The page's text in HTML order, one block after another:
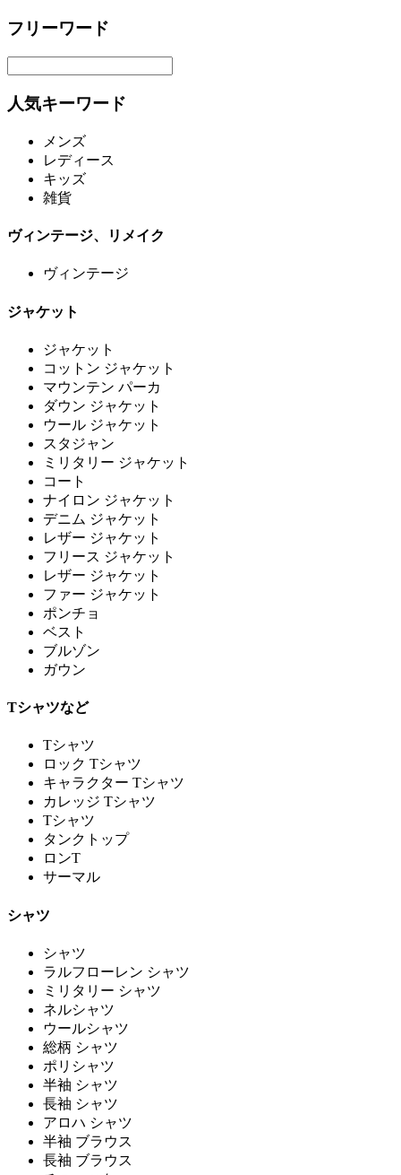
フリーワード
人気キーワード
メンズ
レディース
キッズ
雑貨
ヴィンテージ、リメイク
ヴィンテージ
ジャケット
ジャケット
コットン ジャケット
マウンテン パーカ
ダウン ジャケット
ウール ジャケット
スタジャン
ミリタリー ジャケット
コート
ナイロン ジャケット
デニム ジャケット
レザー ジャケット
フリース ジャケット
レザー ジャケット
ファー ジャケット
ポンチョ
ベスト
ブルゾン
ガウン
Tシャツなど
Tシャツ
ロック Tシャツ
キャラクター Tシャツ
カレッジ Tシャツ
Tシャツ
タンクトップ
ロンT
サーマル
シャツ
シャツ
ラルフローレン シャツ
ミリタリー シャツ
ネルシャツ
ウールシャツ
総柄 シャツ
ポリシャツ
半袖 シャツ
長袖 シャツ
アロハ シャツ
半袖 ブラウス
長袖 ブラウス